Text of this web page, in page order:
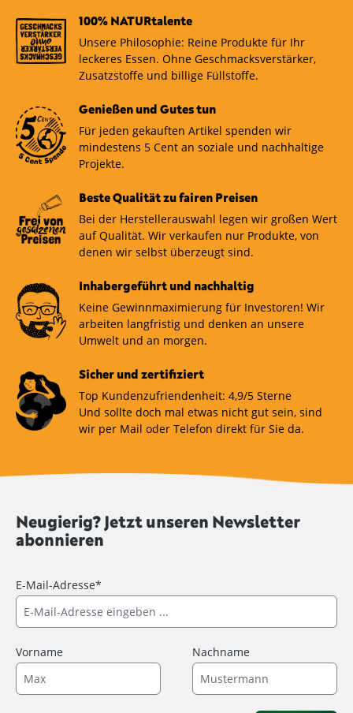
100% NATURtalente
Unsere Philosophie: Reine Produkte für Ihr
leckeres Essen. Ohne Geschmacksverstärker,
Zusatzstoffe und billige Füllstoffe.
Genießen und Gutes tun
Für jeden gekauften Artikel spenden wir
mindestens 5 Cent an soziale und nachhaltige
Projekte.
Beste Qualität zu fairen Preisen
Bei der Herstellerauswahl legen wir großen Wert
auf Qualität. Wir verkaufen nur Produkte, von
denen wir selbst überzeugt sind.
Inhabergeführt und nachhaltig
Keine Gewinnmaximierung für Investoren! Wir
arbeiten langfristig und denken an unsere
Umwelt und an morgen.
Sicher und zertifiziert
Top Kundenzufriendenheit: 4,9/5 Sterne
Und sollte doch mal etwas nicht gut sein, sind
wir per Mail oder Telefon direkt für Sie da.
Neugierig? Jetzt unseren Newsletter
abonnieren
E-Mail-Adresse*
Vorname Nachname